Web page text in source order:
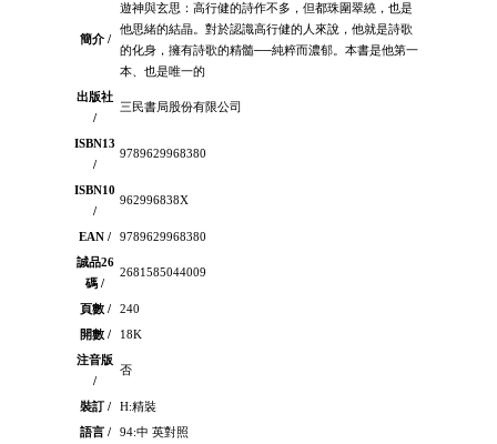
簡介 /
遊神與玄思：高行健的詩作不多，但都珠圍翠繞，也是
他思緒的結晶。對於認識高行健的人來說，他就是詩歌
的化身，擁有詩歌的精髓──純粹而濃郁。本書是他第一
本、也是唯一的
出版社
/
三民書局股份有限公司
ISBN13
/
9789629968380
ISBN10
/
962996838X
EAN /
9789629968380
誠品26
碼 /
2681585044009
頁數 /
240
開數 /
18K
注音版
/
否
裝訂 /
H:精裝
語言 /
94:中 英對照